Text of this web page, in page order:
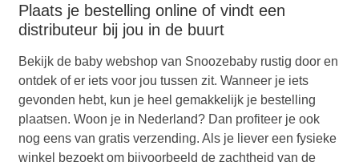
Plaats je bestelling online of vindt een
distributeur bij jou in de buurt
Bekijk de baby webshop van Snoozebaby rustig door en
ontdek of er iets voor jou tussen zit. Wanneer je iets
gevonden hebt, kun je heel gemakkelijk je bestelling
plaatsen. Woon je in Nederland? Dan profiteer je ook
nog eens van gratis verzending. Als je liever een fysieke
winkel bezoekt om bijvoorbeeld de zachtheid van de